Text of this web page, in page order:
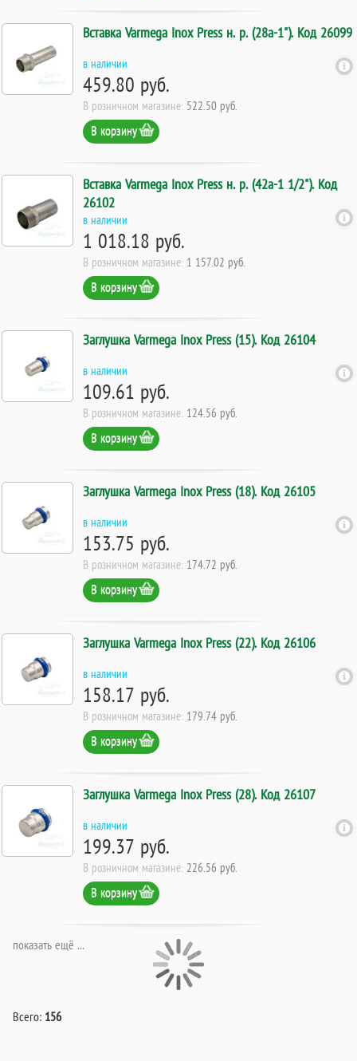
Вставка Varmega Inox Press н. р. (28а-1"). Код 26099
в наличии
459.80 руб.
В розничном магазине: 522.50 руб.
В корзину
Вставка Varmega Inox Press н. р. (42а-1 1/2"). Код
26102
в наличии
1 018.18 руб.
В розничном магазине: 1 157.02 руб.
В корзину
Заглушка Varmega Inox Press (15). Код 26104
в наличии
109.61 руб.
В розничном магазине: 124.56 руб.
В корзину
Заглушка Varmega Inox Press (18). Код 26105
в наличии
153.75 руб.
В розничном магазине: 174.72 руб.
В корзину
Заглушка Varmega Inox Press (22). Код 26106
в наличии
158.17 руб.
В розничном магазине: 179.74 руб.
В корзину
Заглушка Varmega Inox Press (28). Код 26107
в наличии
199.37 руб.
В розничном магазине: 226.56 руб.
В корзину
показать ещё ...
Всего: 156